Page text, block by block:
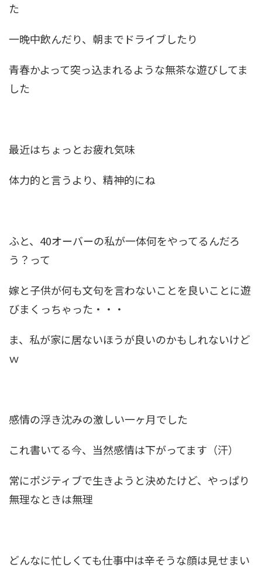
た
一晩中飲んだり、朝までドライブしたり
青春かよって突っ込まれるような無茶な遊びしてま
した
最近はちょっとお疲れ気味
体力的と言うより、精神的にね
ふと、40オーバーの私が一体何をやってるんだろ
う？って
嫁と子供が何も文句を言わないことを良いことに遊
びまくっちゃった・・・
ま、私が家に居ないほうが良いのかもしれないけど
ｗ
感情の浮き沈みの激しい一ヶ月でした
これ書いてる今、当然感情は下がってます（汗）
常にポジティブで生きようと決めたけど、やっぱり
無理なときは無理
どんなに忙しくても仕事中は辛そうな顔は見せまい